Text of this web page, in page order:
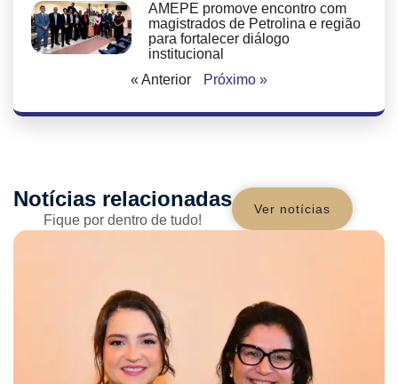
AMEPE promove encontro com
magistrados de Petrolina e região
para fortalecer diálogo
institucional
« Anterior
Próximo »
Notícias relacionadas
Fique por dentro de tudo!
Ver notícias